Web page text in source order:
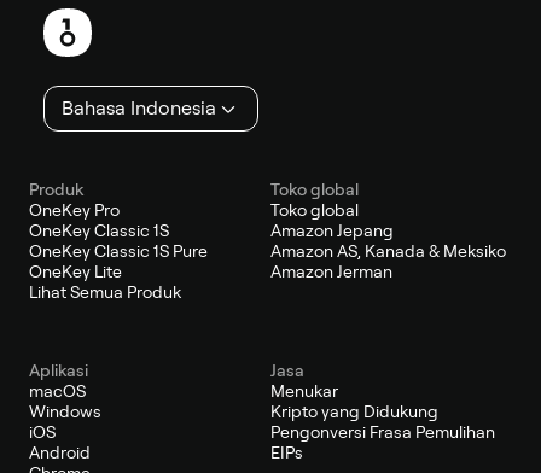
kaki
Bahasa Indonesia
Produk
OneKey Pro
OneKey Classic 1S
OneKey Classic 1S Pure
OneKey Lite
Lihat Semua Produk
Toko global
Toko global
Amazon Jepang
Amazon AS, Kanada & Meksiko
Amazon Jerman
Aplikasi
macOS
Windows
iOS
Android
Jasa
Menukar
Kripto yang Didukung
Pengonversi Frasa Pemulihan
EIPs